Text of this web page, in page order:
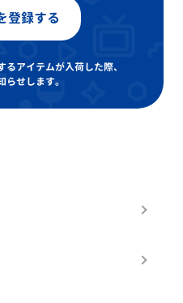
登録する
アイテムが入荷した際、
らせします。